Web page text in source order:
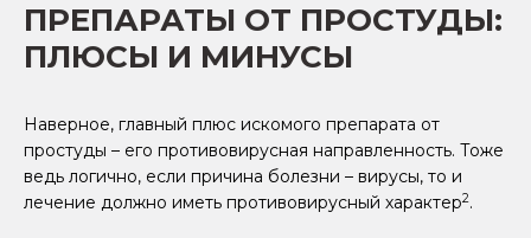
ПРЕПАРАТЫ ОТ ПРОСТУДЫ:
ПЛЮСЫ И МИНУСЫ
Наверное, главный плюс искомого препарата от
простуды – его противовирусная направленность. Тоже
ведь логично, если причина болезни – вирусы, то и
лечение должно иметь противовирусный характер2.